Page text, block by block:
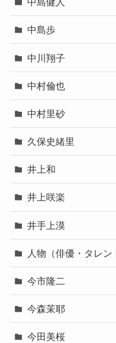
中島歩
中川翔子
中村倫也
中村里砂
久保史緒里
井上和
井上咲楽
井手上漠
人物（俳優・タレン
今市隆二
今森茉耶
今田美桜